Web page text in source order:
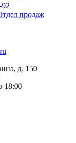
92
продаж
д. 150
18:00